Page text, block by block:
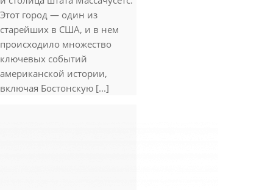
Этот город — один из
старейших в США, и в нем
происходило множество
ключевых событий
американской истории,
включая Бостонскую [...]